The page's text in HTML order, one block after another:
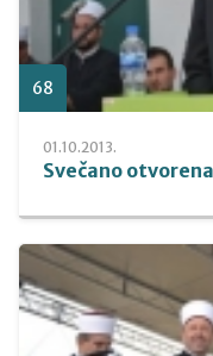
68
01.10.2013.
Svečano